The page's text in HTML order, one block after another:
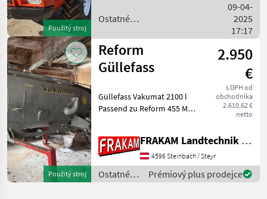
Použitý stroj
stroje Transporter a
Ostatné
stroje / Reform
09-04-
2025
17:17
Použitý stroj
Reform
Güllefass
2.950
€
s DPH od
obchodníka
2.610,62 €
netto
Güllefass Vakumat 2100 l
Passend zu Reform 455 Muli
silové stroje Transporter a
motorové auto
FRAKAM Landtechnik GmbH
4596 Steinbach / Steyr
Ostatné
poľnohospodárske
Prémiový plus prodejce